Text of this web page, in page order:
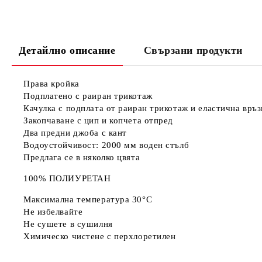
Детайлно описание Свързани продукти
Права кройка
Подплатено с раиран трикотаж
Качулка с подплата от раиран трикотаж и еластична
Закопчаване с цип и копчета отпред
Два предни джоба с кант
Водоустойчивост: 2000 мм воден стълб
Предлага се в няколко цвята
100% ПОЛИУРЕТАН
Максимална температура 30°C
Не избелвайте
Не сушете в сушилня
Химическо чистене с перхлоретилен